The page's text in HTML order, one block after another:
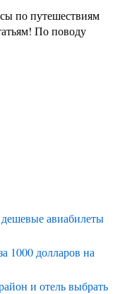
по путешествиям
По поводу
дешевые авиабилеты
1000 долларов на
и отель выбрать